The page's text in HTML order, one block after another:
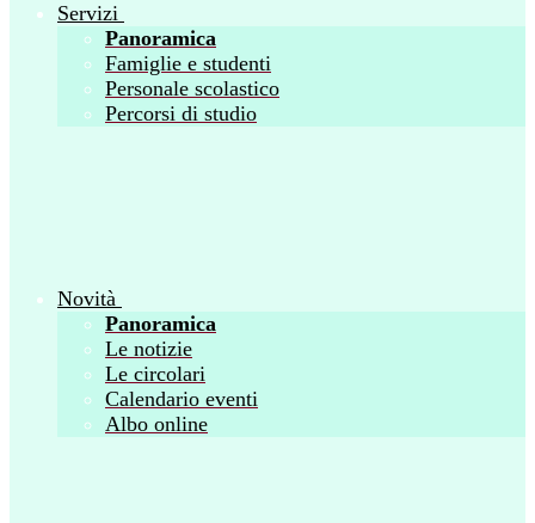
Servizi
Panoramica
Famiglie e studenti
Personale scolastico
Percorsi di studio
Novità
Panoramica
Le notizie
Le circolari
Calendario eventi
Albo online